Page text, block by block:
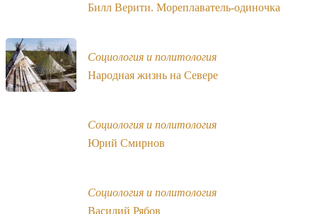
Билл Верити. Мореплаватель-одиночка
Социология и политология
Народная жизнь на Севере
Социология и политология
Юрий Смирнов
Социология и политология
Василий Рябов